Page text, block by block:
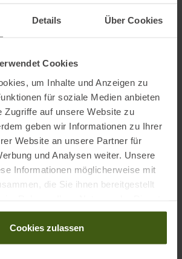
Details Über Cookies
Cookies
um Inhalte und Anzeigen zu
für soziale Medien anbieten
Zugriffe auf unsere Website zu
geben wir Informationen zu Ihrer
Website an unsere Partner für
und Analysen weiter. Unsere
Informationen möglicherweise mit
die Sie ihnen bereitgestellt
Cookies zulassen
GPSR
des